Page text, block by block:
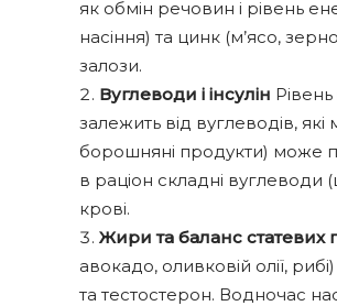
як обмін речовин і рівень
насіння) та цинк (м’ясо,
залози.
Вуглеводи і інсулін
залежить від вуглеводів,
борошняні продукти) може
в раціон складні вуглеводи
крові.
Жири та баланс статевих
авокадо, оливковій олії,
та тестостерон. Водночас